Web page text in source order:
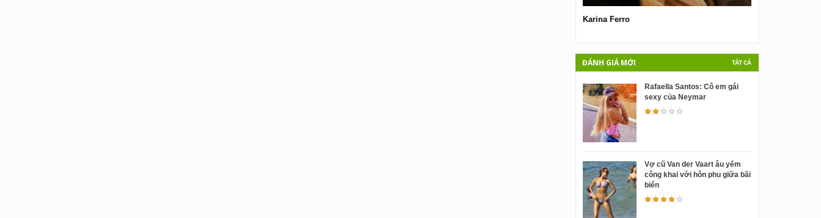
Karina Ferro
TẤT CẢ
ĐÁNH GIÁ MỚI
Rafaella Santos: Cô em gái
sexy của Neymar
Vợ cũ Van der Vaart âu yếm
công khai với hôn phu giữa bãi
biển